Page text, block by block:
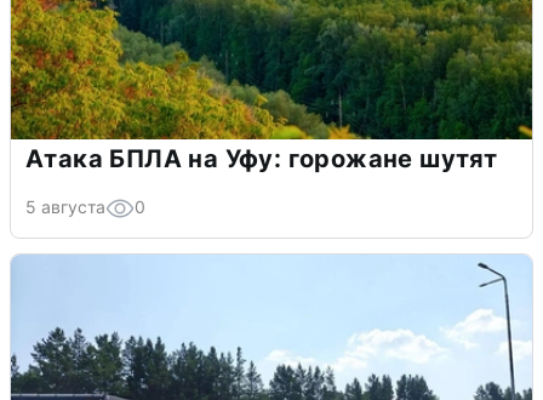
Атака БПЛА на Уфу: горожане шутят
5 августа 0